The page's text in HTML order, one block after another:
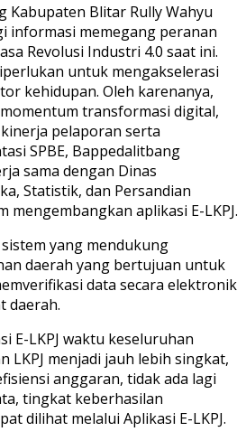
Kabupaten Blitar Rully Wahyu
informasi memegang peranan
Revolusi Industri 4.0 saat ini.
untuk mengakselerasi
kehidupan. Oleh karenanya,
transformasi digital,
pelaporan serta
SPBE, Bappedalitbang
sama dengan Dinas
Statistik, dan Persandian
mengembangkan aplikasi E-LKPJ.
sistem yang mendukung
daerah yang bertujuan untuk
data secara elektronik
daerah.
E-LKPJ waktu keseluruhan
LKPJ menjadi jauh lebih singkat,
anggaran, tidak ada lagi
tingkat keberhasilan
dilihat melalui Aplikasi E-LKPJ.